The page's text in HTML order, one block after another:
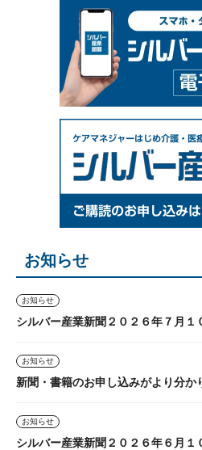
お知らせ
お知らせ
シルバー産業新聞２０２６年７月１
お知らせ
新聞・書籍のお申し込みがより分か
お知らせ
シルバー産業新聞２０２６年６月１